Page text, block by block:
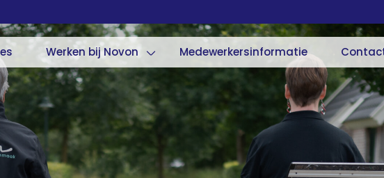
Werken bij Novon Medewerkersinformatie